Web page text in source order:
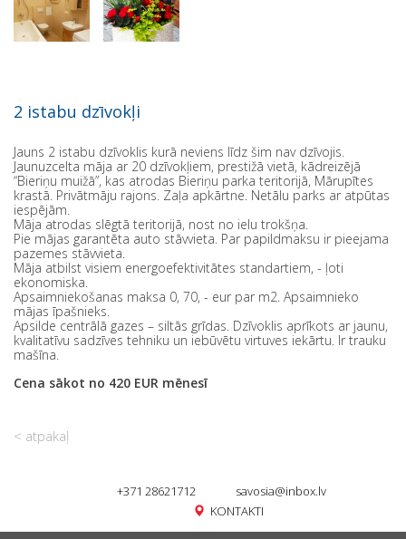
2 istabu dzīvokļi
Jauns 2 istabu dzīvoklis kurā neviens līdz šim nav dzīvojis.
Jaunuzcelta māja ar 20 dzīvokļiem, prestižā vietā, kādreizējā
“Bieriņu muižā”, kas atrodas Bieriņu parka teritorijā, Mārupītes
krastā. Privātmāju rajons. Zaļa apkārtne. Netālu parks ar atpūtas
iespējām.
Māja atrodas slēgtā teritorijā, nost no ielu trokšņa.
Pie mājas garantēta auto stāvvieta. Par papildmaksu ir pieejama
pazemes stāvvieta.
Māja atbilst visiem energoefektivitātes standartiem, - ļoti
ekonomiska.
Apsaimniekošanas maksa 0, 70, - eur par m2. Apsaimnieko
mājas īpašnieks.
Apsilde centrālā gazes – siltās grīdas. Dzīvoklis aprīkots ar jaunu,
kvalitatīvu sadzīves tehniku un iebūvētu virtuves iekārtu. Ir trauku
mašīna.
Cena sākot no 420 EUR mēnesī
< atpakaļ
+371 28621712
savosia@inbox.lv
KONTAKTI